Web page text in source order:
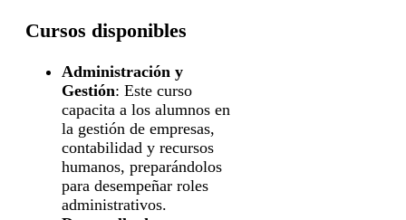
Cursos disponibles
Administración y
Gestión: Este curso
capacita a los alumnos en
la gestión de empresas,
contabilidad y recursos
humanos, preparándolos
para desempeñar roles
administrativos.